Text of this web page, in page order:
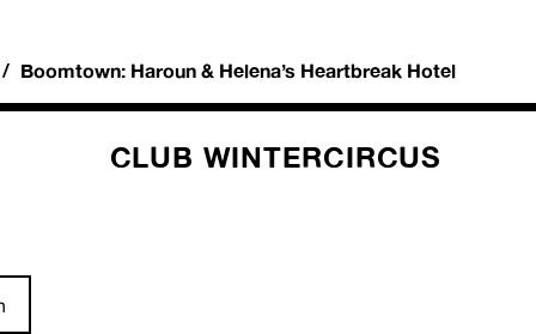
Boomtown: Haroun & Helena’s Heartbreak Hotel
CLUB WINTERCIRCUS